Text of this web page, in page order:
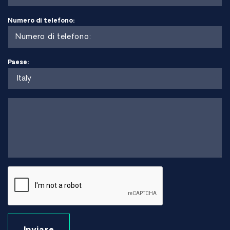
Elevata resistenza senza necessità di trattamento termico
Eccellente resistenza a fessure e vaiolatura
Costo del materiale più elevato rispetto agli acciai
Più pesante delle leghe di titanio
Può essere più impegnativo da lavorare
Numero di telefono:
Paese: